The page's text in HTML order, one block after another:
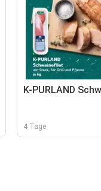
K-PURLAND
4 Tage